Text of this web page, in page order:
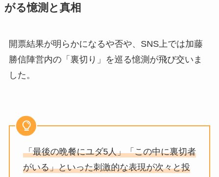
がる憶測と真相
開票結果が明らかになるや否や、SNS上では加藤
勝信陣営内の「裏切り」を巡る憶測が飛び交いま
した。
「最後の晩餐にユダ5人」「この中に裏切者
がいる」といった刺激的な表現が次々と投